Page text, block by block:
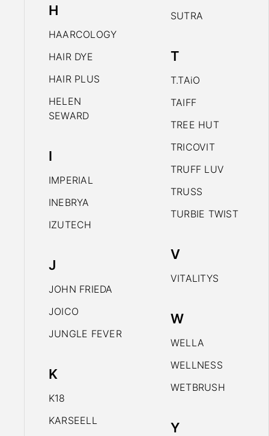
H
HAARCOLOGY
HAIR DYE
HAIR PLUS
HELEN
SEWARD
I
IMPERIAL
INEBRYA
IZUTECH
J
JOHN FRIEDA
JOICO
JUNGLE FEVER
K
K18
KARSEELL
SUTRA
T
T.TAiO
TAIFF
TREE HUT
TRICOVIT
TRUFF LUV
TRUSS
TURBIE TWIST
V
VITALITYS
W
WELLA
WELLNESS
WETBRUSH
Y